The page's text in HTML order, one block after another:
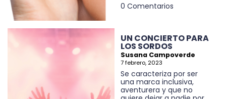
0 Comentarios
UN CONCIERTO PARA
LOS SORDOS
Susana Campoverde
7 febrero, 2023
Se caracteriza por ser
una marca inclusiva,
aventurera y que no